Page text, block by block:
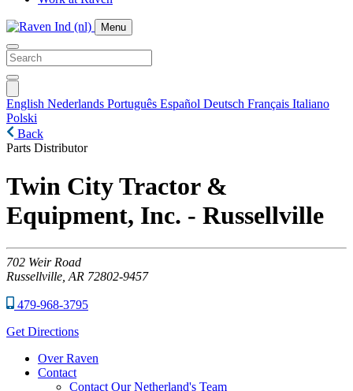
Menu
English Nederlands Português Español Deutsch Français Italiano
Polski
Back
Parts Distributor
Twin City Tractor &
Equipment, Inc. - Russellville
702 Weir Road
Russellville, AR 72802-9457
479-968-3795
Get Directions
Over Raven
Contact
Contact Our Netherland's Team